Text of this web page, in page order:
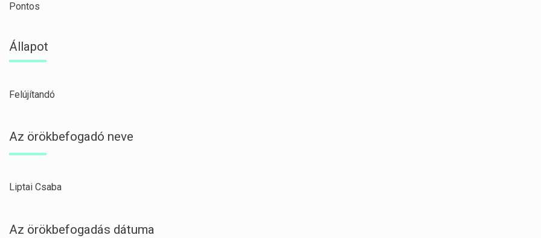
Pontos
Állapot
Felújítandó
Az örökbefogadó neve
Liptai Csaba
Az örökbefogadás dátuma